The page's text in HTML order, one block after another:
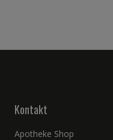
Kontakt
Apotheke Shop